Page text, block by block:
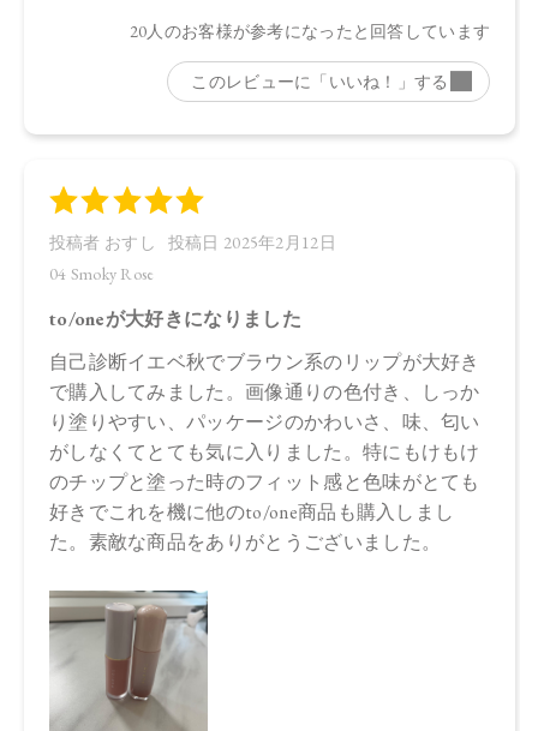
●パッケージはリニューアル等の理由により、写真と異なる場
●パッケージのリニューアル等の理由により、成分・処方が記